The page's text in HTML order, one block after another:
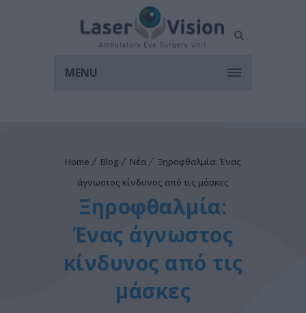
MENU
Home Blog Νέα
Ξηροφθαλμία: Ένας
άγνωστος κίνδυνος από τις μάσκες
Ξηροφθαλμία:
Ένας άγνωστος
κίνδυνος από τις
μάσκες